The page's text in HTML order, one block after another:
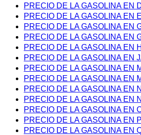
PRECIO DE LA GASOLINA EN
PRECIO DE LA GASOLINA EN
PRECIO DE LA GASOLINA EN
PRECIO DE LA GASOLINA EN
PRECIO DE LA GASOLINA EN
PRECIO DE LA GASOLINA EN
PRECIO DE LA GASOLINA EN
PRECIO DE LA GASOLINA EN
PRECIO DE LA GASOLINA EN
PRECIO DE LA GASOLINA EN
PRECIO DE LA GASOLINA EN
PRECIO DE LA GASOLINA EN
PRECIO DE LA GASOLINA EN